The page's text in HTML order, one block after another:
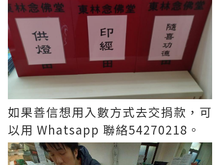
如果善信想用入數方式去交捐款，可
以用 Whatsapp 聯絡54270218。